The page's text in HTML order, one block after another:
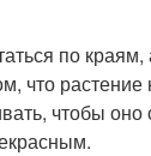
по
что
чтобы оно